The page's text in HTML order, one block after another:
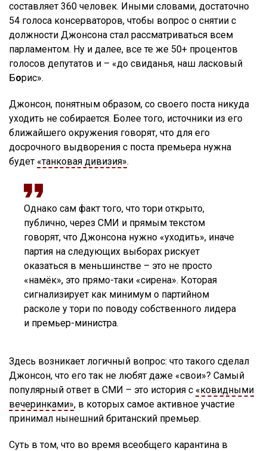
составляет 360 человек. Иными словами, достаточно
54 голоса консерваторов, чтобы вопрос о снятии с
должности Джонсона стал рассматриваться всем
парламентом. Ну и далее, все те же 50+ процентов
голосов депутатов и – «до свиданья, наш ласковый
Борис».
Джонсон, понятным образом, со своего поста никуда
уходить не собирается. Более того, источники из его
ближайшего окружения говорят, что для его
досрочного выдворения с поста премьера нужна
будет «танковая дивизия».
Однако сам факт того, что тори открыто,
публично, через СМИ и прямым текстом
говорят, что Джонсона нужно «уходить», иначе
партия на следующих выборах рискует
оказаться в меньшинстве – это не просто
«намёк», это прямо-таки «сирена». Которая
сигнализирует как минимум о партийном
расколе у тори по поводу собственного лидера
и премьер-министра.
Здесь возникает логичный вопрос: что такого сделал
Джонсон, что его так не любят даже «свои»? Самый
популярный ответ в СМИ – это история с «ковидными
вечеринками», в которых самое активное участие
принимал нынешний британский премьер.
Суть в том, что во время всеобщего карантина в